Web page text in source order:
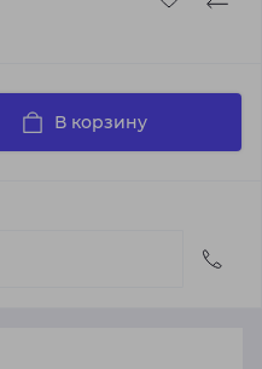
В корзину